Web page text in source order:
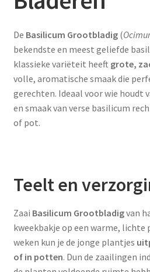
De Basilicum Grootbladig(
bekendste en meest geliefde
klassieke variëteit heeft grote,
volle, aromatische smaak die
gerechten. Ideaal voor wie houdt
en smaak van verse basilicum
of pot.
Teelt en
Zaai Basilicum Grootbladigvan
kweekbakje op een warme, lichte
weken kun je de jonge plantjes
of in potten. Dun de zaailingen